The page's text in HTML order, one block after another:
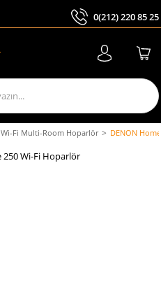
0(212) 220 85 25
Wi-Fi Multi-Room Hoparlör DENON